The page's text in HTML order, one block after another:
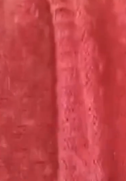
Badaun, Uttar Pradesh, pada
mobil menuntun pengemudi
Ashutosh Shivam
pembatas keselamatan atau
menyebabkan kecelakaan fatal.
Simak informasi
Bagikan: